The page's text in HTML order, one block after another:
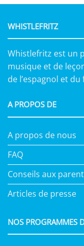
WHISTLEFRITZ
Whistlefritz est un
musique et de
de l’espagnol et du
A PROPOS DE
A propos de nous
FAQ
Conseils aux
Articles de presse
NOS PROGRAMMES